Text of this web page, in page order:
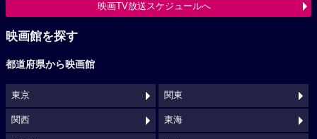
映画TV放送スケジュールへ
映画館を探す
都道府県から映画館
東京 関東
関西 東海